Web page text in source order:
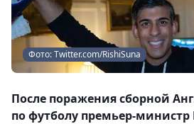
Фото: Twitter.com/RishiSuna
После поражения сборной
по футболу премьер-